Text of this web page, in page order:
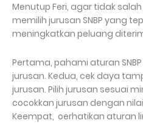
Menutup Feri, agar tidak
memilih jurusan SNBP yang
meningkatkan peluang
Pertama, pahami aturan
jurusan. Kedua, cek daya
jurusan. Pilih jurusan sesuai
cocokkan jurusan dengan
Keempat, oerhatikan aturan